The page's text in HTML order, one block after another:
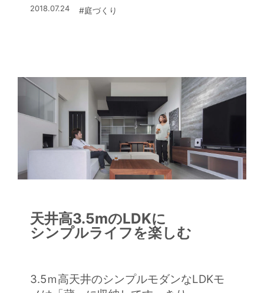
2018.07.24 #庭づくり
天井高3.5mのLDKに
シンプルライフを楽しむ
3.5ｍ高天井のシンプルモダンなLDKモ